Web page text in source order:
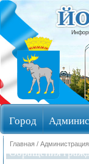
Город
Обращения
Главная / Администрация